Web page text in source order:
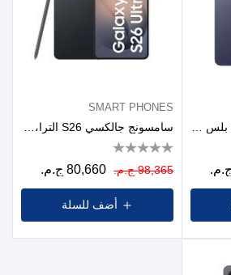
SMART PHONES
98,365 ج.م. 80,660 ج.م.
أضف للسلة